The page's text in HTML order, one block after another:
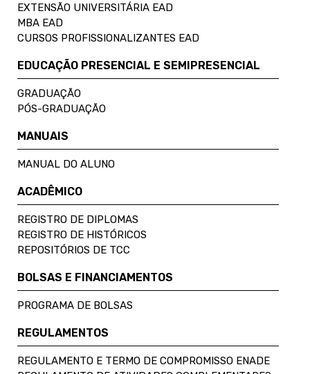
EXTENSÃO UNIVERSITÁRIA EAD
MBA EAD
CURSOS PROFISSIONALIZANTES EAD
EDUCAÇÃO PRESENCIAL E SEMIPRESENCIAL
GRADUAÇÃO
PÓS-GRADUAÇÃO
MANUAIS
MANUAL DO ALUNO
ACADÊMICO
REGISTRO DE DIPLOMAS
REGISTRO DE HISTÓRICOS
REPOSITÓRIOS DE TCC
BOLSAS E FINANCIAMENTOS
PROGRAMA DE BOLSAS
REGULAMENTOS
REGULAMENTO E TERMO DE COMPROMISSO ENADE